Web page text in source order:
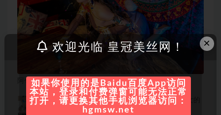
阿包也是兔娘 写真合集[86套][持续更新]
addielyn写真合集：舞动青春，娇美少女的
多彩世界
×
欢迎光临 皇冠美丝网！
如果你使用的是Baidu百度App访问
本站，登录和付费弹窗可能无法正常
打开，请更换其他手机浏览器访问：
hgmsw.net